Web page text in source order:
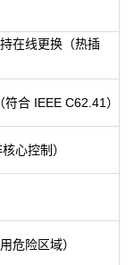
在线更换（热插
合 IEEE C62.41）
心控制）
危险区域）